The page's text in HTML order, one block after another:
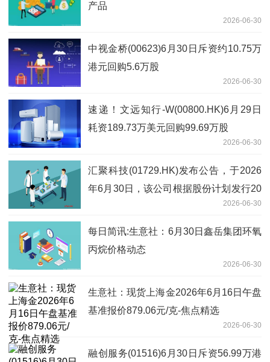
产品
2026-06-30
中视金桥(00623)6月30日斥资约10.75万
港元回购5.6万股
2026-06-30
速递！文远知行-W(00800.HK)6月29日
耗资189.73万美元回购99.69万股
2026-06-30
汇聚科技(01729.HK)发布公告，于2026
年6月30日，该公司根据股份计划发行20
2026-06-30
每日简讯:生意社：6月30日鑫岳集团环氧
丙烷价格动态
2026-06-30
生意社：现货上海金2026年6月16日午盘
基准报价879.06元/克-焦点精选
2026-06-30
融创服务(01516)6月30日斥资56.99万港